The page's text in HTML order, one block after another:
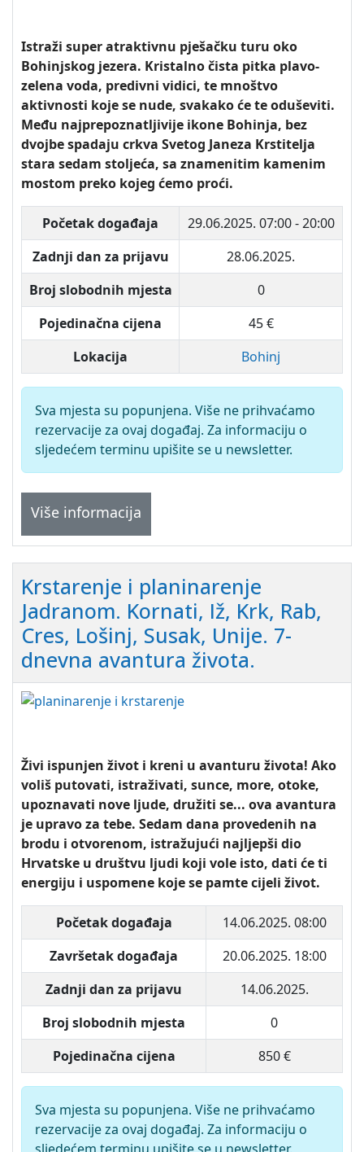
Istraži super atraktivnu pješačku turu oko
Bohinjskog jezera. Kristalno čista pitka plavo-
zelena voda, predivni vidici, te mnoštvo
aktivnosti koje se nude, svakako će te oduševiti.
Među najprepoznatljivije ikone Bohinja, bez
dvojbe spadaju crkva Svetog Janeza Krstitelja
stara sedam stoljeća, sa znamenitim kamenim
mostom preko kojeg ćemo proći.
Početak događaja 29.06.2025. 07:00 - 20:00
Zadnji dan za prijavu
28.06.2025.
Broj slobodnih mjesta
0
Pojedinačna cijena
45 €
Lokacija
Bohinj
Sva mjesta su popunjena. Više ne prihvaćamo
rezervacije za ovaj događaj. Za informaciju o
sljedećem terminu upišite se u newsletter.
Više informacija
Krstarenje i planinarenje
Jadranom. Kornati, Iž, Krk, Rab,
Cres, Lošinj, Susak, Unije. 7-
dnevna avantura života.
Živi ispunjen život i kreni u avanturu života! Ako
voliš putovati, istraživati, sunce, more, otoke,
upoznavati nove ljude, družiti se... ova avantura
je upravo za tebe. Sedam dana provedenih na
brodu i otvorenom, istražujući najljepši dio
Hrvatske u društvu ljudi koji vole isto, dati će ti
energiju i uspomene koje se pamte cijeli život.
Početak događaja
14.06.2025. 08:00
Završetak događaja
20.06.2025. 18:00
Zadnji dan za prijavu
14.06.2025.
Broj slobodnih mjesta
0
Pojedinačna cijena
850 €
Sva mjesta su popunjena. Više ne prihvaćamo
rezervacije za ovaj događaj. Za informaciju o